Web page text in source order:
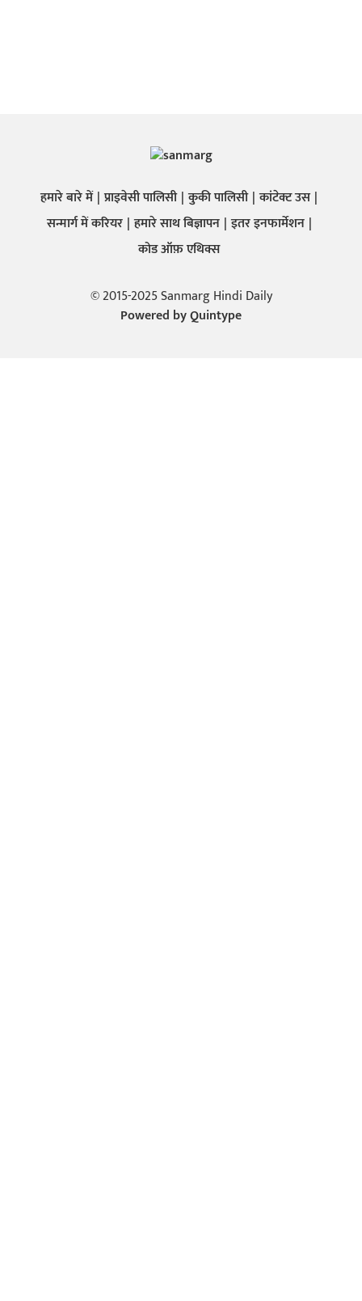
हमारे बारे में प्राइवेसी पालिसी कुकी पालिसी कांटेक्ट उस
सन्मार्ग में करियर हमारे साथ बिज्ञापन इतर इनफार्मेशन
कोड ऑफ़ एथिक्स
© 2015-2025 Sanmarg Hindi Daily
Powered byQuintype